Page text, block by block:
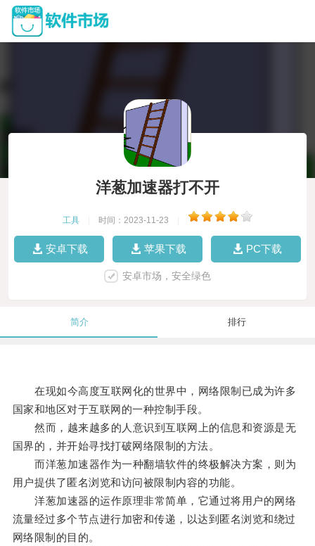
洋葱加速器打不开
工具 时间：2023-11-23
安卓下载 苹果下载 PC下载
安卓市场，安全绿色
简介 排行
在现如今高度互联网化的世界中，网络限制已成为许多
国家和地区对于互联网的一种控制手段。
然而，越来越多的人意识到互联网上的信息和资源是无
国界的，并开始寻找打破网络限制的方法。
而洋葱加速器作为一种翻墙软件的终极解决方案，则为
用户提供了匿名浏览和访问被限制内容的功能。
洋葱加速器的运作原理非常简单，它通过将用户的网络
流量经过多个节点进行加密和传递，以达到匿名浏览和绕过
网络限制的目的。